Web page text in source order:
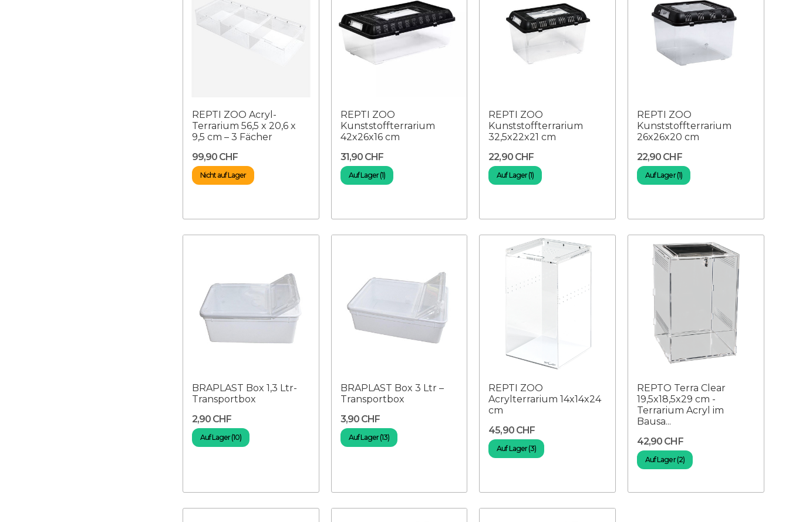
REPTI ZOO Acryl-
Terrarium 56,5 x 20,6 x
9,5 cm – 3 Fächer
99,90 CHF
Nicht auf Lager
REPTI ZOO
Kunststoffterrarium
42x26x16 cm
31,90 CHF
Auf Lager (1)
REPTI ZOO
Kunststoffterrarium
32,5x22x21 cm
22,90 CHF
Auf Lager (1)
REPTI ZOO
Kunststoffterrarium
26x26x20 cm
22,90 CHF
Auf Lager (1)
BRAPLAST Box 1,3 Ltr-
Transportbox
2,90 CHF
Auf Lager (10)
BRAPLAST Box 3 Ltr –
Transportbox
3,90 CHF
Auf Lager (13)
REPTI ZOO
Acrylterrarium 14x14x24
cm
45,90 CHF
Auf Lager (3)
REPTO Terra Clear
19,5x18,5x29 cm -
Terrarium Acryl im
Bausa...
42,90 CHF
Auf Lager (2)